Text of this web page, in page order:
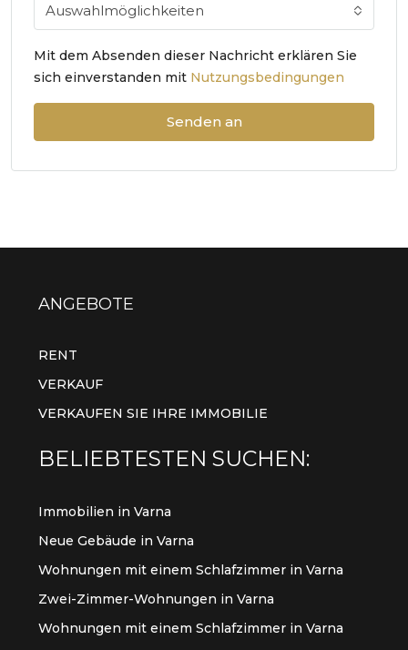
Auswahlmöglichkeiten
Mit dem Absenden dieser Nachricht erklären Sie
sich einverstanden mit Nutzungsbedingungen
Senden an
ANGEBOTE
RENT
VERKAUF
VERKAUFEN SIE IHRE IMMOBILIE
BELIEBTESTEN SUCHEN:
Immobilien in Varna
Neue Gebäude in Varna
Wohnungen mit einem Schlafzimmer in Varna
Zwei-Zimmer-Wohnungen in Varna
Wohnungen mit einem Schlafzimmer in Varna